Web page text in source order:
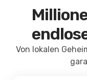
Von lokalen